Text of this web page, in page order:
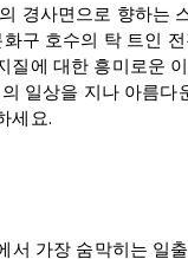
경사면으로 향하
구 호수의 탁 트인
에 대한 흥미로운
일상을 지나 아름
세요.
가장 숨막히는 일